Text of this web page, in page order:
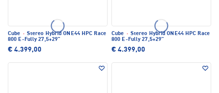
Cube · Stereo Hybrid ONE44 HPC Race
800 E-Fully 27,5+29"
€ 4.399,00
Cube · Stereo Hybrid ONE44 HPC Race
800 E-Fully 27,5+29"
€ 4.399,00